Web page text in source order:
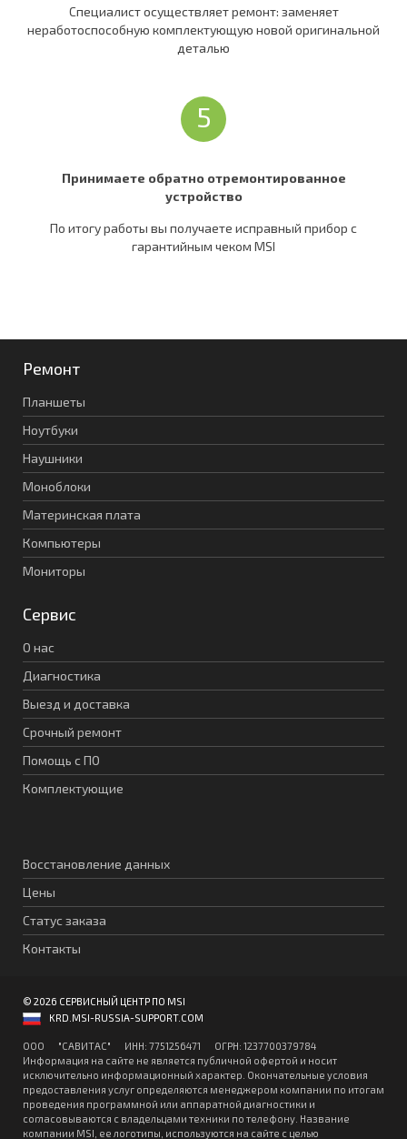
Специалист осуществляет ремонт: заменяет
неработоспособную комплектующую новой оригинальной
деталью
5
Принимаете обратно отремонтированное
устройство
По итогу работы вы получаете исправный прибор c
гарантийным чеком MSI
Ремонт
Планшеты
Ноутбуки
Наушники
Моноблоки
Материнская плата
Компьютеры
Мониторы
Сервис
О нас
Диагностика
Выезд и доставка
Срочный ремонт
Помощь с ПО
Комплектующие
Восстановление данных
Цены
Статус заказа
Контакты
© 2026 СЕРВИСНЫЙ ЦЕНТР ПО MSI
KRD.MSI-RUSSIA-SUPPORT.COM
ООО "CАВИТAC" ИНН: 7751256471 ОГPН: 1237700379784
Информация на сайте не является публичной офертой и носит
исключительно информационный характер. Окончательные условия
предоставления услуг определяются менеджером компании по итогам
проведения программной или аппаратной диагностики и
согласовываются с владельцами техники по телефону. Название
компании MSI, ее логотипы, используются на сайте с целью